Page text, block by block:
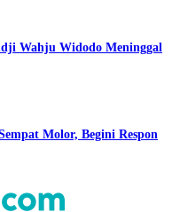
Wahju Widodo Meninggal
Molor, Begini Respon